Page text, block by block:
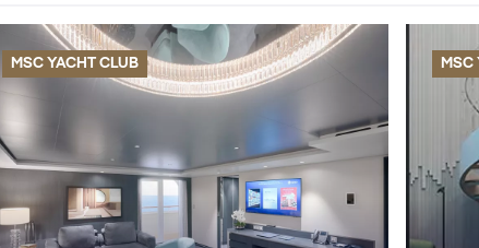
MSC YACHT CLUB MSC